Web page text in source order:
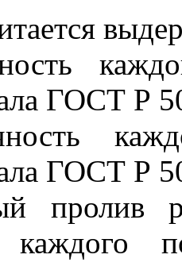
ГОСТ Р
ГОСТ Р
пролив
каждого